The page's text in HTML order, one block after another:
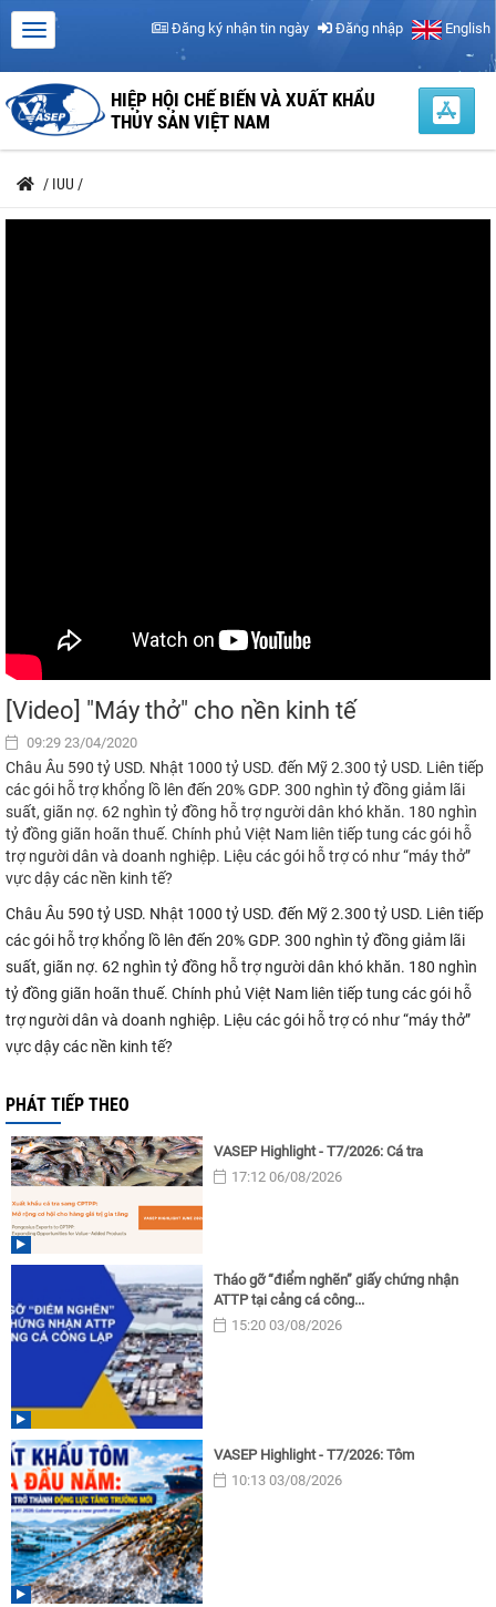
Đăng ký nhận tin ngày Đăng nhập English
HIỆP HỘI CHẾ BIẾN VÀ XUẤT KHẨU
THỦY SẢN VIỆT NAM
/ IUU /
[Video] "Máy thở" cho nền kinh tế
09:29 23/04/2020
Châu Âu 590 tỷ USD. Nhật 1000 tỷ USD. đến Mỹ 2.300 tỷ USD. Liên tiếp
các gói hỗ trợ khổng lồ lên đến 20% GDP. 300 nghìn tỷ đồng giảm lãi
suất, giãn nợ. 62 nghìn tỷ đồng hỗ trợ người dân khó khăn. 180 nghìn
tỷ đồng giãn hoãn thuế. Chính phủ Việt Nam liên tiếp tung các gói hỗ
trợ người dân và doanh nghiệp. Liệu các gói hỗ trợ có như “máy thở”
vực dậy các nền kinh tế?
Châu Âu 590 tỷ USD. Nhật 1000 tỷ USD. đến Mỹ 2.300 tỷ USD. Liên tiếp
các gói hỗ trợ khổng lồ lên đến 20% GDP. 300 nghìn tỷ đồng giảm lãi
suất, giãn nợ. 62 nghìn tỷ đồng hỗ trợ người dân khó khăn. 180 nghìn
tỷ đồng giãn hoãn thuế. Chính phủ Việt Nam liên tiếp tung các gói hỗ
trợ người dân và doanh nghiệp. Liệu các gói hỗ trợ có như “máy thở”
vực dậy các nền kinh tế?
PHÁT TIẾP THEO
VASEP Highlight - T7/2026: Cá tra
17:12 06/08/2026
Tháo gỡ “điểm nghẽn” giấy chứng nhận
ATTP tại cảng cá công...
15:20 03/08/2026
VASEP Highlight - T7/2026: Tôm
10:13 03/08/2026